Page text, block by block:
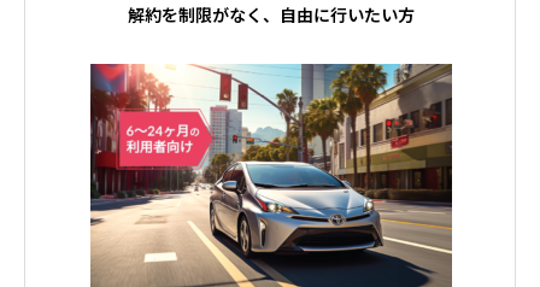
解約を制限がなく、自由に行いたい方